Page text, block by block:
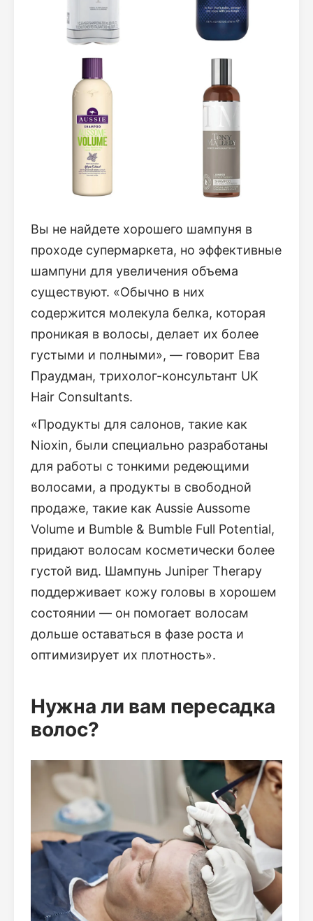
Вы не найдете хорошего шампуня в
проходе супермаркета, но эффективные
шампуни для увеличения объема
существуют. «Обычно в них
содержится молекула белка, которая
проникая в волосы, делает их более
густыми и полными», — говорит Ева
Праудман, трихолог-консультант UK
Hair Consultants.
«Продукты для салонов, такие как
Nioxin, были специально разработаны
для работы с тонкими редеющими
волосами, а продукты в свободной
продаже, такие как Aussie Aussome
Volume и Bumble & Bumble Full Potential,
придают волосам косметически более
густой вид. Шампунь Juniper Therapy
поддерживает кожу головы в хорошем
состоянии — он помогает волосам
дольше оставаться в фазе роста и
оптимизирует их плотность».
Нужна ли вам пересадка
волос?